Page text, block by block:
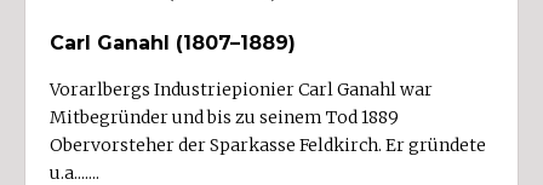
Carl Ganahl (1807–1889)
Vorarlbergs Industriepionier Carl Ganahl war
Mitbegründer und bis zu seinem Tod 1889
Obervorsteher der Sparkasse Feldkirch. Er gründete
u.a.......